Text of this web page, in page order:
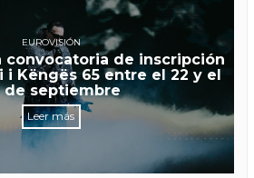
EUROVISIÓN
convocatoria de inscripción
i Këngës 65 entre el 22 y el
de septiembre
Leer más